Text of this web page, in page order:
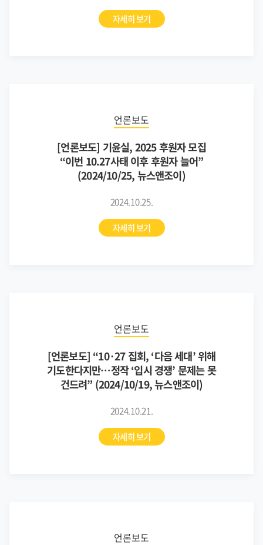
자세히 보기
언론보도
[언론보도] 기윤실, 2025 후원자 모집
“이번 10.27사태 이후 후원자 늘어”
(2024/10/25, 뉴스앤조이)
2024.10.25.
자세히 보기
언론보도
[언론보도] “10·27 집회, ‘다음 세대’ 위해
기도한다지만…정작 ‘입시 경쟁’ 문제는 못
건드려” (2024/10/19, 뉴스앤조이)
2024.10.21.
자세히 보기
언론보도